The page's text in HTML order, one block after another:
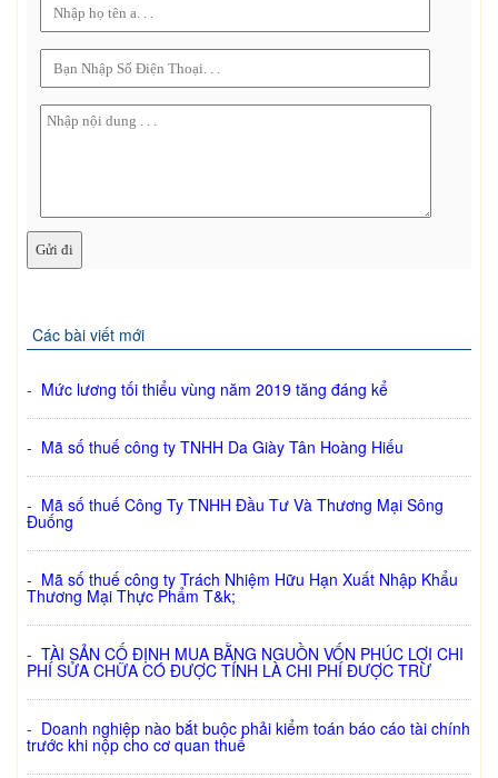
Các bài viết mới
- Mức lương tối thiểu vùng năm 2019 tăng đáng kể
- Mã số thuế công ty TNHH Da Giày Tân Hoàng Hiếu
- Mã số thuế Công Ty TNHH Đầu Tư Và Thương Mại Sông
Đuống
- Mã số thuế công ty Trách Nhiệm Hữu Hạn Xuất Nhập Khẩu
Thương Mại Thực Phẩm T&k;
- TÀI SẢN CỐ ĐỊNH MUA BẰNG NGUỒN VỐN PHÚC LỢI CHI
PHÍ SỬA CHỮA CÓ ĐƯỢC TÍNH LÀ CHI PHÍ ĐƯỢC TRỪ
- Doanh nghiệp nào bắt buộc phải kiểm toán báo cáo tài chính
trước khi nộp cho cơ quan thuế